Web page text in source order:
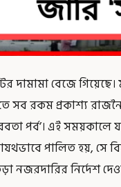
বেজে গিয়েছে।
রকম প্রকাশ্য
পর্ব’। এই
পালিত হয়,
নজরদারির নির্দেশ